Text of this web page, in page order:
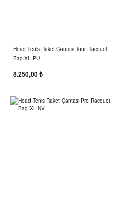
Head Tenis Raket Çantası Tour Racquet
Bag XL PU
8.250,00 ₺